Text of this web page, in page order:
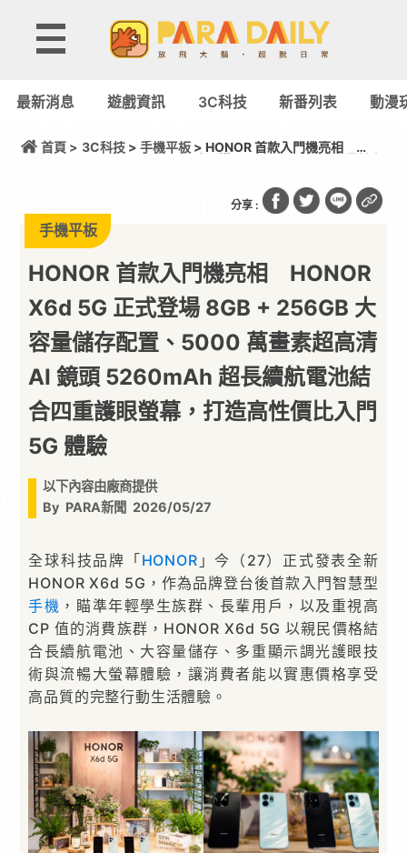
最新消息 遊戲資訊 3C科技 新番列表 動漫
首頁 > 3C科技> 手機平板> HONOR 首款入門機亮相
航電池結合四重護眼螢幕，打造高性價比入門 5G 體驗
分享 :
手機平板
HONOR 首款入門機亮相 HONOR
X6d 5G 正式登場 8GB + 256GB 大
容量儲存配置、5000 萬畫素超高清
AI 鏡頭 5260mAh 超長續航電池結
合四重護眼螢幕，打造高性價比入門
5G 體驗
以下內容由廠商提供
By PARA新聞 2026/05/27
全球科技品牌「HONOR 」今（27）正式發表全新
HONOR X6d 5G，作為品牌登台後首款入門智慧型
手機 ，瞄準年輕學生族群、長輩用戶，以及重視高
CP 值的消費族群，HONOR X6d 5G 以親民價格結
合長續航電池、大容量儲存、多重顯示調光護眼技
術與流暢大螢幕體驗，讓消費者能以實惠價格享受
高品質的完整行動生活體驗。